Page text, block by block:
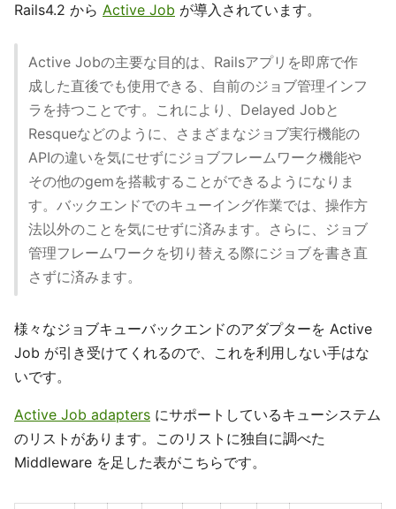
Rails4.2 から Active Job が導入されています。
Active Jobの主要な目的は、Railsアプリを即席で作
成した直後でも使用できる、自前のジョブ管理インフ
ラを持つことです。これにより、Delayed Jobと
Resqueなどのように、さまざまなジョブ実行機能の
APIの違いを気にせずにジョブフレームワーク機能や
その他のgemを搭載することができるようになりま
す。バックエンドでのキューイング作業では、操作方
法以外のことを気にせずに済みます。さらに、ジョブ
管理フレームワークを切り替える際にジョブを書き直
さずに済みます。
様々なジョブキューバックエンドのアダプターを Active
Job が引き受けてくれるので、これを利用しない手はな
いです。
Active Job adapters にサポートしているキューシステム
のリストがあります。このリストに独自に調べた
Middleware を足した表がこちらです。